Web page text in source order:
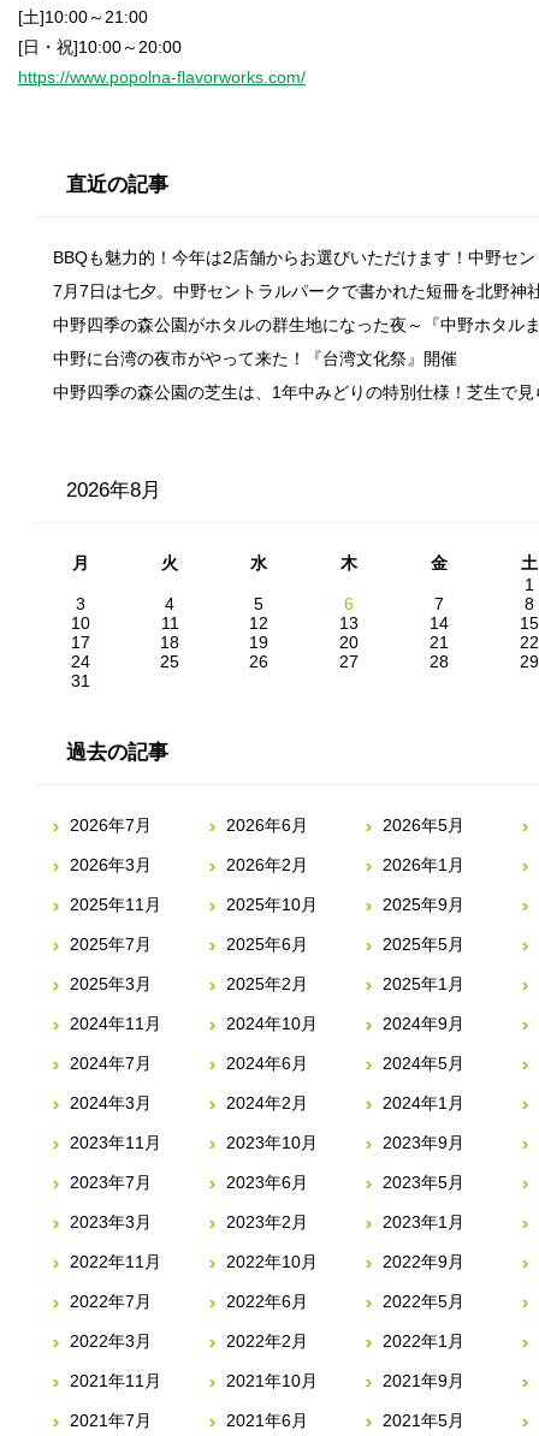
[土]10:00～21:00
https://www.popolna-flavorworks.com/
直近の記事
BBQも魅力的！今年は2店舗からお選びいただけます！中野セ
7月7日は七夕。中野セントラルパークで書かれた短冊を北野神
中野四季の森公園がホタルの群生地になった夜～『中野ホタル
中野に台湾の夜市がやって来た！『台湾文化祭』開催
中野四季の森公園の芝生は、1年中みどりの特別仕様！芝生で
2026年8月
月 火 水 木 金
土
1
3
4 5 6 7
8
10
11 12 13 14
15
17
18 19 20 21
22
24
25 26 27 28
29
31
過去の記事
2026年7月 2026年6月 2026年5月
2026年3月 2026年2月 2026年1月
2025年11月 2025年10月 2025年9月
2025年7月 2025年6月 2025年5月
2025年3月 2025年2月 2025年1月
2024年11月 2024年10月 2024年9月
2024年7月 2024年6月 2024年5月
2024年3月 2024年2月 2024年1月
2023年11月 2023年10月 2023年9月
2023年7月 2023年6月 2023年5月
2023年3月 2023年2月 2023年1月
2022年11月 2022年10月 2022年9月
2022年7月 2022年6月 2022年5月
2022年3月 2022年2月 2022年1月
2021年11月 2021年10月 2021年9月
2021年7月 2021年6月 2021年5月